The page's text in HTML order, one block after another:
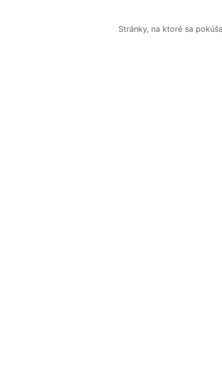
Stránky, na ktoré sa